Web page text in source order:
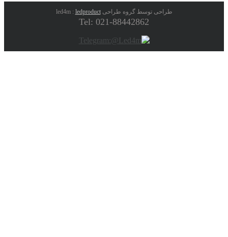
طراحی توسط گروه طراحی led4m :ledproduct
Tel: 021-88442862